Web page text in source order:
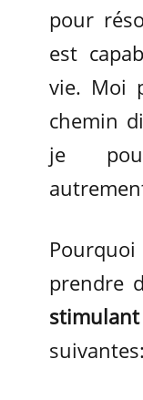
pour
est
vie. Moi
chemin
je
prendre
suivantes: